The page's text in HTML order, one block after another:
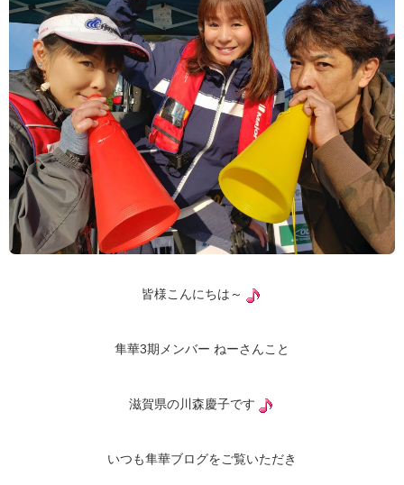
皆様こんにちは～
隼華3期メンバー ねーさんこと
滋賀県の川森慶子です
いつも隼華ブログをご覧いただき